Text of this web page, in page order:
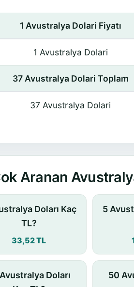
1 Avustralya Dolari Fiyatı
1 Avustralya Dolari
37 Avustralya Dolari Toplam
37 Avustralya Dolari
Aranan
Doları Kaç
TL?
33,52 TL
5
Doları
50